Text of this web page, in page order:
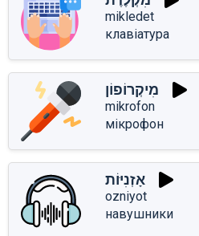
mikledet
клавіатура
מִיקְרוֹפוֹן
mikrofon
мікрофон
אָזְנִיּוֹת
ozniyot
навушники